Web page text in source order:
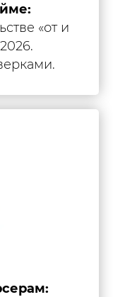
«от и